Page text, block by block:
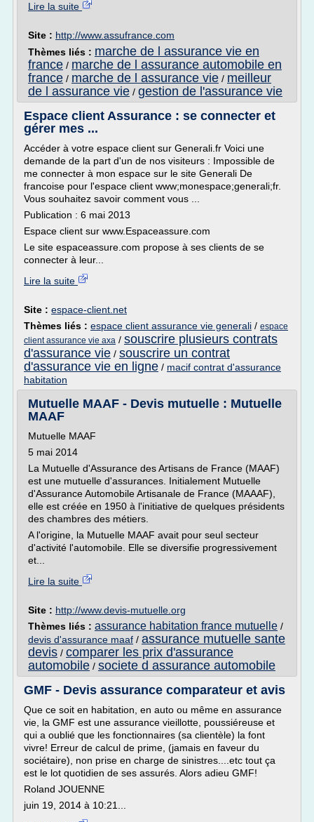
Lire la suite
Site : http://www.assufrance.com
Thèmes liés : marche de l assurance vie en
france / marche de l assurance automobile en
france / marche de l assurance vie / meilleur
de l assurance vie / gestion de l'assurance vie
Espace client Assurance : se connecter et
gérer mes ...
Accéder à votre espace client sur Generali.fr Voici une
demande de la part d'un de nos visiteurs : Impossible de
me connecter à mon espace sur le site Generali De
francoise pour l'espace client www;monespace;generali;fr.
Vous souhaitez savoir comment vous ...
Publication : 6 mai 2013
Espace client sur www.Espaceassure.com
Le site espaceassure.com propose à ses clients de se
connecter à leur...
Lire la suite
Site : espace-client.net
Thèmes liés : espace client assurance vie generali / espace
client assurance vie axa / souscrire plusieurs contrats
d'assurance vie / souscrire un contrat
d'assurance vie en ligne / macif contrat d'assurance
habitation
Mutuelle MAAF - Devis mutuelle : Mutuelle
MAAF
Mutuelle MAAF
5 mai 2014
La Mutuelle d'Assurance des Artisans de France (MAAF)
est une mutuelle d'assurances. Initialement Mutuelle
d'Assurance Automobile Artisanale de France (MAAAF),
elle est créée en 1950 à l'initiative de quelques présidents
des chambres des métiers.
A l'origine, la Mutuelle MAAF avait pour seul secteur
d'activité l'automobile. Elle se diversifie progressivement
et...
Lire la suite
Site : http://www.devis-mutuelle.org
Thèmes liés : assurance habitation france mutuelle /
devis d'assurance maaf / assurance mutuelle sante
devis / comparer les prix d'assurance
automobile / societe d assurance automobile
GMF - Devis assurance comparateur et avis
Que ce soit en habitation, en auto ou même en assurance
vie, la GMF est une assurance vieillotte, poussiéreuse et
qui a oublié que les fonctionnaires (sa clientèle) la font
vivre! Erreur de calcul de prime, (jamais en faveur du
sociétaire), non prise en charge de sinistres....etc tout ça
est le lot quotidien de ses assurés. Alors adieu GMF!
Roland JOUENNE
juin 19, 2014 à 10:21...